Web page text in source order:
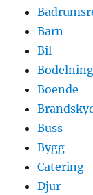
Barn
Bil
Bodelning
Boende
Buss
Bygg
Catering
Djur